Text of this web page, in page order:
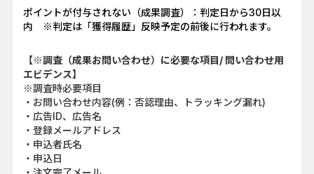
ポイントが付与されない（成果調査）：判定日から30日以
内 ※判定は「獲得履歴」反映予定の前後に行われます。
【※調査（成果お問い合わせ）に必要な項目/ 問い合わせ用
エビデンス】
※調査時必要項目
・お問い合わせ内容(例：否認理由、トラッキング漏れ)
・広告ID、広告名
・登録メールアドレス
・申込者氏名
・申込日